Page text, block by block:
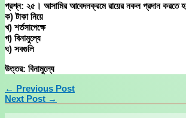
প্রশ্ন: ২৫। আসামির আবেদনক্রমে রায়ের নকল প্রদান করতে
ক) টাকা নিয়ে
খ) শর্তসাপেক্ষে
গ) বিনামুল্যে
ঘ) সবগুলি
উত্তর: বিনামুল্যে
← Previous Post
Next Post →